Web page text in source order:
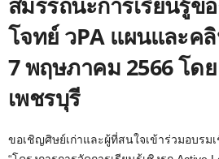
โจทย์ วPA แผนและค
7 พฤษภาคม 2566 โด
เพชรบุรี
ขอเชิญศิษย์เก่าและผู้ที่สนใจเข้าร่วมอบรม